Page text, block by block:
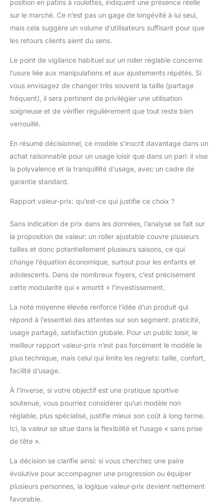
position en patins à roulettes, indiquent une présence réelle
sur le marché. Ce n’est pas un gage de longévité à lui seul,
mais cela suggère un volume d’utilisateurs suffisant pour que
les retours clients aient du sens.
Le point de vigilance habituel sur un roller réglable concerne
l’usure liée aux manipulations et aux ajustements répétés. Si
vous envisagez de changer très souvent la taille (partage
fréquent), il sera pertinent de privilégier une utilisation
soigneuse et de vérifier régulièrement que tout reste bien
verrouillé.
En résumé décisionnel, ce modèle s’inscrit davantage dans un
achat raisonnable pour un usage loisir que dans un pari: il vise
la polyvalence et la tranquillité d’usage, avec un cadre de
garantie standard.
Rapport valeur-prix: qu’est-ce qui justifie ce choix ?
Sans indication de prix dans les données, l’analyse se fait sur
la proposition de valeur: un roller ajustable couvre plusieurs
tailles et donc potentiellement plusieurs saisons, ce qui
change l’équation économique, surtout pour les enfants et
adolescents. Dans de nombreux foyers, c’est précisément
cette modularité qui « amortit » l’investissement.
La note moyenne élevée renforce l’idée d’un produit qui
répond à l’essentiel des attentes sur son segment: praticité,
usage partagé, satisfaction globale. Pour un public loisir, le
meilleur rapport valeur-prix n’est pas forcément le modèle le
plus technique, mais celui qui limite les regrets: taille, confort,
facilité d’usage.
À l’inverse, si votre objectif est une pratique sportive
soutenue, vous pourriez considérer qu’un modèle non
réglable, plus spécialisé, justifie mieux son coût à long terme.
Ici, la valeur se situe dans la flexibilité et l’usage « sans prise
de tête ».
La décision se clarifie ainsi: si vous cherchez une paire
évolutive pour accompagner une progression ou équiper
plusieurs personnes, la logique valeur-prix devient nettement
favorable.